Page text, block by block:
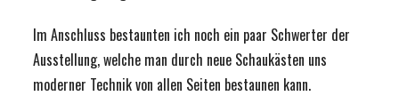
Im Anschluss bestaunten ich noch ein paar Schwerter der
Ausstellung, welche man durch neue Schaukästen uns
moderner Technik von allen Seiten bestaunen kann.